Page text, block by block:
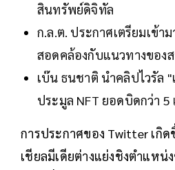
สินทรัพย์ดิจิทัล
ก.ล.ต. ประกาศเตรียมเข้า
สอดคล้องกับแนวทางของ
เบ๊น ธนชาติ นำคลิปไวรัล
ประมูล NFT ยอดบิดกว่า 5
การประกาศของ Twitter เ
เชียลมีเดียต่างแย่งชิงตำแหน่